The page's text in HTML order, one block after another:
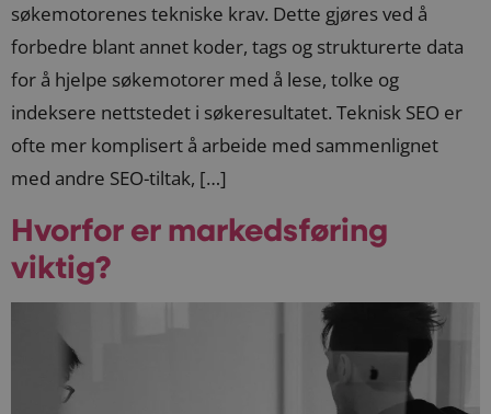
søkemotorenes tekniske krav. Dette gjøres ved å
forbedre blant annet koder, tags og strukturerte data
for å hjelpe søkemotorer med å lese, tolke og
indeksere nettstedet i søkeresultatet. Teknisk SEO er
ofte mer komplisert å arbeide med sammenlignet
med andre SEO-tiltak, […]
Hvorfor er markedsføring
viktig?